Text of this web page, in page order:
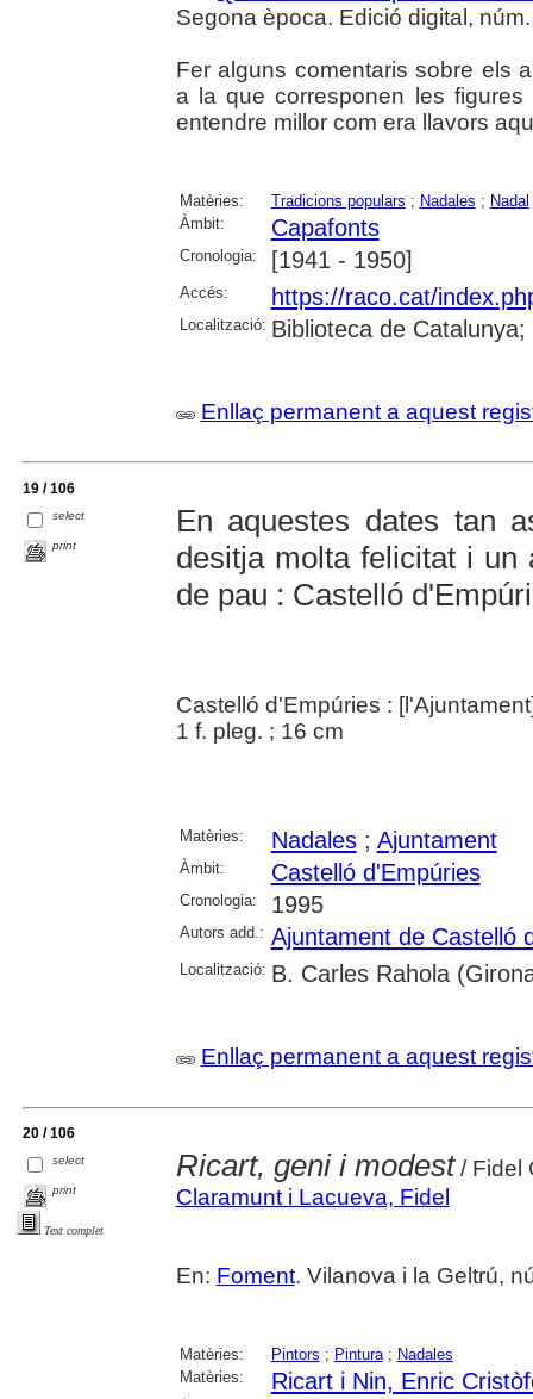
Segona època. Edició digital,
Fer alguns comentaris sobre els
a la que corresponen les
entendre millor com era llavors
Matèries: Tradicions populars ; Nadales ; Nadal
Àmbit:
Capafonts
Cronologia: [1941 - 1950]
Accés: https://raco.cat/
Localització: Biblioteca de
Enllaç permanent a aquest
19 / 106
select
print
En aquestes dates tan
desitja molta felicitat i
de pau : Castelló
Castelló d'Empúries :
1 f. pleg. ; 16 cm
Matèries: Nadales; Ajuntament
Àmbit: Castelló d'Empúries
Cronologia: 1995
Autors add.: Ajuntament de Castelló
Localització: B. Carles Rahola
Enllaç permanent a aquest
20 / 106
select
print
Text complet
Ricart, geni i modest/ Fidel
Claramunt i Lacueva, Fidel
En: Foment. Vilanova i la Geltrú,
Matèries: Pintors ; Pintura; Nadales
Matèries:
Ricart i Nin, Enric